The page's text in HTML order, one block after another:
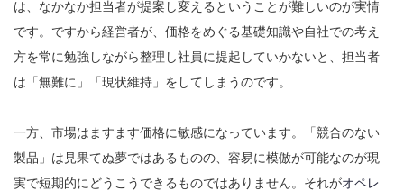
は、なかなか担当者が提案し変えるということが難しいのが実情
です。ですから経営者が、価格をめぐる基礎知識や自社での考え
方を常に勉強しながら整理し社員に提起していかないと、担当者
は「無難に」「現状維持」をしてしまうのです。
一方、市場はますます価格に敏感になっています。「競合のない
製品」は見果てぬ夢ではあるものの、容易に模倣が可能なのが現
実で短期的にどうこうできるものではありません。それがオペレ